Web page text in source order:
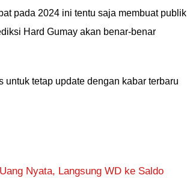
pada 2024 ini tentu saja membuat publik
Hard Gumay akan benar-benar
tetap update dengan kabar terbaru
Nyata, Langsung WD ke Saldo